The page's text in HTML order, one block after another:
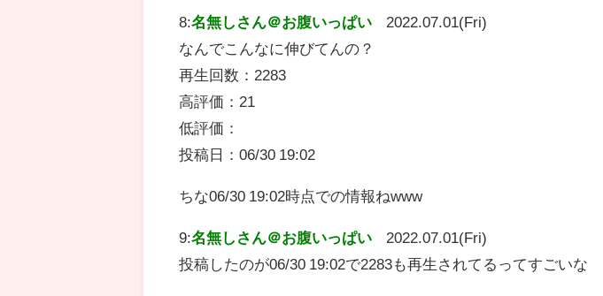
8:名無しさん＠お腹いっぱい
2022.07.01(Fri)
なんでこんなに伸びてんの？
再生回数：2283
高評価：21
低評価：
投稿日：06/30 19:02
ちな06/30 19:02時点での情報ねwww
9:名無しさん＠お腹いっぱい
2022.07.01(Fri)
投稿したのが06/30 19:02で2283も再生されてるってすごいな